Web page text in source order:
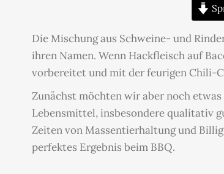
Die Mischung aus Schweine- und
ihren Namen. Wenn Hackfleisch auf
vorbereitet und mit der feurigen Chili-
Zunächst möchten wir aber noch
Lebensmittel, insbesondere qualitativ
Zeiten von Massentierhaltung und
perfektes Ergebnis beim BBQ.